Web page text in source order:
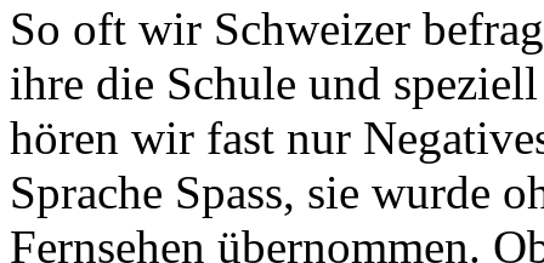
So oft wir Schweizer
ihre die Schule und
hören wir fast nur
Sprache Spass, sie wurde
Fernsehen übernommen.